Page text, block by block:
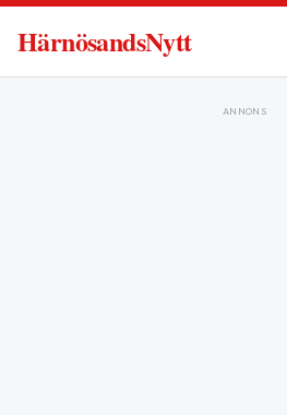
HärnösandsNytt
ANNONS